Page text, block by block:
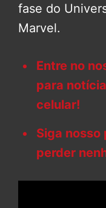
fase do
Marvel.
Entre no
para
celular!
Siga nosso
perder